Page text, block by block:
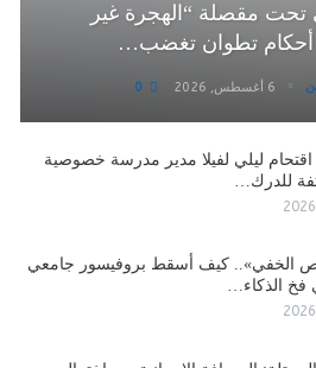
تحت مقصلة “الهجرة غير
أحكام تطوان تغضب…
6 أغسطس, 2026 0
ليلي لفيلا مدير مدرسة خصوصية
للدرك…
الخفي».. كيف أسقط بروفيسور جامعي